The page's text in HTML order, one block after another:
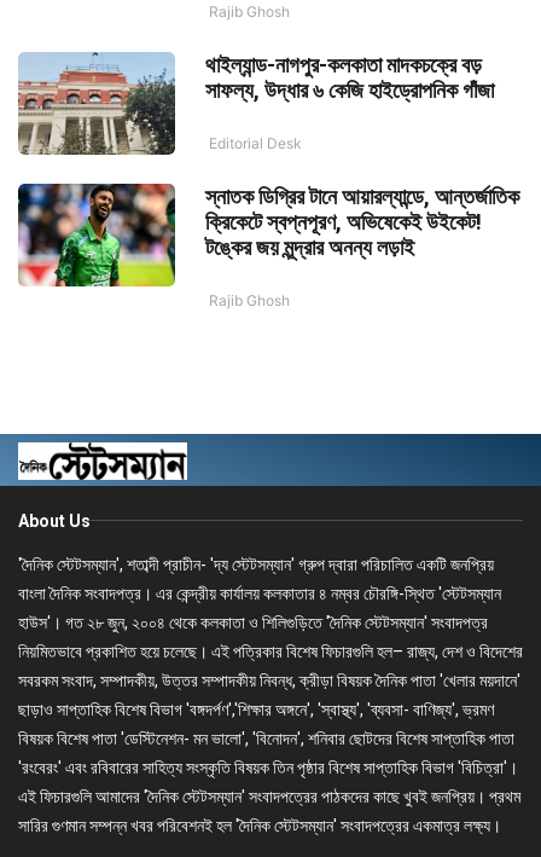
Rajib Ghosh
থাইল্যান্ড-নাগপুর-কলকাতা মাদকচক্রে বড়
সাফল্য, উদ্ধার ৬ কেজি হাইড্রোপনিক গাঁজা
Editorial Desk
স্নাতক ডিগ্রির টানে আয়ারল্যান্ডে, আন্তর্জাতিক
ক্রিকেটে স্বপ্নপূরণ, অভিষেকেই উইকেট!
টঙ্কের জয় মূন্দ্রার অনন্য লড়াই
Rajib Ghosh
About Us
'দৈনিক স্টেটসম্যান', শতাব্দী প্রাচীন- 'দ্য স্টেটসম্যান' গ্রুপ দ্বারা পরিচালিত একটি জনপ্রিয়
বাংলা দৈনিক সংবাদপত্র। এর কেন্দ্রীয় কার্যালয় কলকাতার ৪ নম্বর চৌরঙ্গি-স্থিত 'স্টেটসম্যান
হাউস'। গত ২৮ জুন, ২০০৪ থেকে কলকাতা ও শিলিগুড়িতে 'দৈনিক স্টেটসম্যান' সংবাদপত্র
নিয়মিতভাবে প্রকাশিত হয়ে চলেছে। এই পত্রিকার বিশেষ ফিচারগুলি হল– রাজ্য, দেশ ও বিদেশের
সবরকম সংবাদ, সম্পাদকীয়, উত্তর সম্পাদকীয় নিবন্ধ, ক্রীড়া বিষয়ক দৈনিক পাতা 'খেলার ময়দানে'
ছাড়াও সাপ্তাহিক বিশেষ বিভাগ 'বঙ্গদর্পণ','শিক্ষার অঙ্গনে', 'স্বাস্থ্য', 'ব্যবসা- বাণিজ্য', ভ্রমণ
বিষয়ক বিশেষ পাতা 'ডেস্টিনেশন- মন ভালো', 'বিনোদন', শনিবার ছোটদের বিশেষ সাপ্তাহিক পাতা
'রংবেরং' এবং রবিবারের সাহিত্য সংস্কৃতি বিষয়ক তিন পৃষ্ঠার বিশেষ সাপ্তাহিক বিভাগ 'বিচিত্রা'।
এই ফিচারগুলি আমাদের 'দৈনিক স্টেটসম্যান' সংবাদপত্রের পাঠকদের কাছে খুবই জনপ্রিয়। প্রথম
সারির গুণমান সম্পন্ন খবর পরিবেশনই হল 'দৈনিক স্টেটসম্যান' সংবাদপত্রের একমাত্র লক্ষ্য।